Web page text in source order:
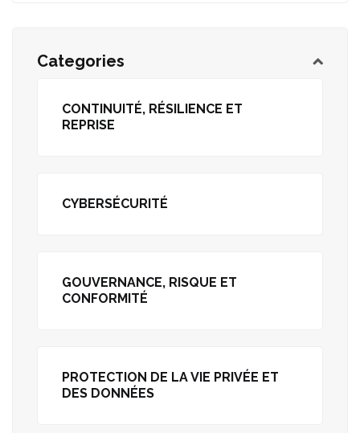
Categories
CONTINUITÉ, RÉSILIENCE ET
REPRISE
CYBERSÉCURITÉ
GOUVERNANCE, RISQUE ET
CONFORMITÉ
PROTECTION DE LA VIE PRIVÉE ET
DES DONNÉES